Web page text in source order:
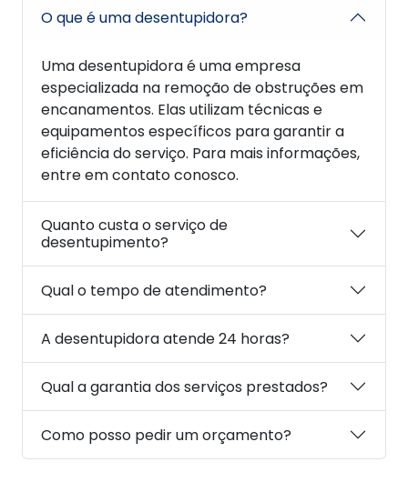
O que é uma desentupidora?
Uma desentupidora é uma empresa
especializada na remoção de obstruções em
encanamentos. Elas utilizam técnicas e
equipamentos específicos para garantir a
eficiência do serviço. Para mais informações,
entre em contato conosco.
Quanto custa o serviço de
desentupimento?
Qual o tempo de atendimento?
A desentupidora atende 24 horas?
Qual a garantia dos serviços prestados?
Como posso pedir um orçamento?